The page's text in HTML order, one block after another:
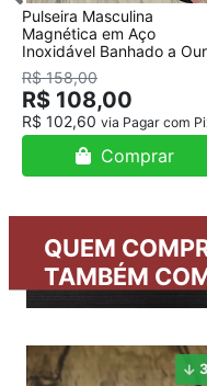
Pulseira Masculina
Magnética em Aço
Inoxidável Banhado a
18K
R$ 158,00
R$ 108,00
R$ 102,60 via Pagar com
Comprar
QUEM
TAMBÉM